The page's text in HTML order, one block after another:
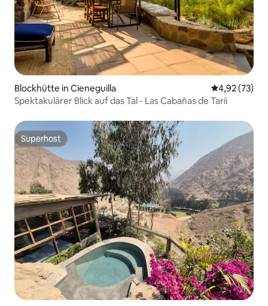
Blockhütte in Cieneguilla
4,92 (73)
Spektakulärer Blick auf das Tal - Las Cabañas de Tarii
Superhost
Superhost